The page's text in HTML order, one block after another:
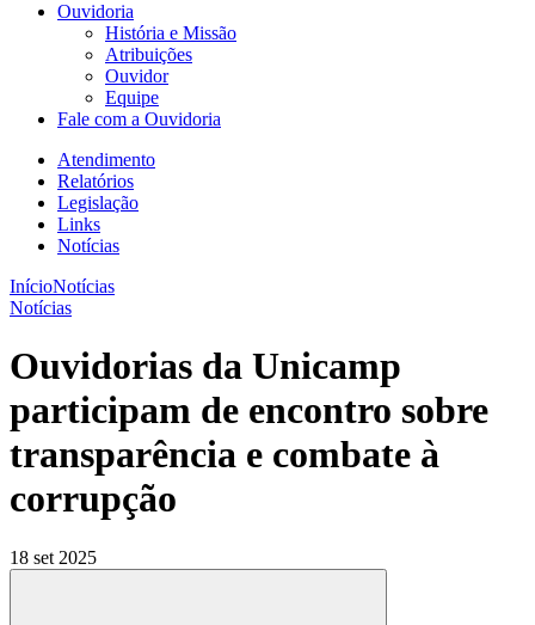
Ouvidoria
História e Missão
Atribuições
Ouvidor
Equipe
Fale com a Ouvidoria
Atendimento
Relatórios
Legislação
Links
Notícias
InícioNotícias
Notícias
Ouvidorias da Unicamp
participam de encontro sobre
transparência e combate à
corrupção
18 set 2025